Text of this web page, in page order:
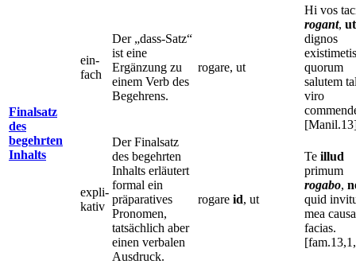
Finalsatz
des
begehrten
Inhalts
ein-
fach
Der „dass-Satz“
ist eine
Ergänzung zu
einem Verb des
Begehrens.
rogare, ut
Hi vos
rogant,
dignos
quorum
salutem
viro
expli-
kativ
Der Finalsatz
des begehrten
Inhalts erläutert
formal ein
präparatives
Pronomen,
tatsächlich aber
einen verbalen
Ausdruck.
rogare id, ut
Te illud
primum
rogabo,
quid
mea causa
facias.